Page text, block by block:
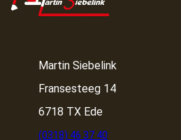
Martin Siebelink
Fransesteeg 14
6718 TX Ede
(0318) 46 37 40